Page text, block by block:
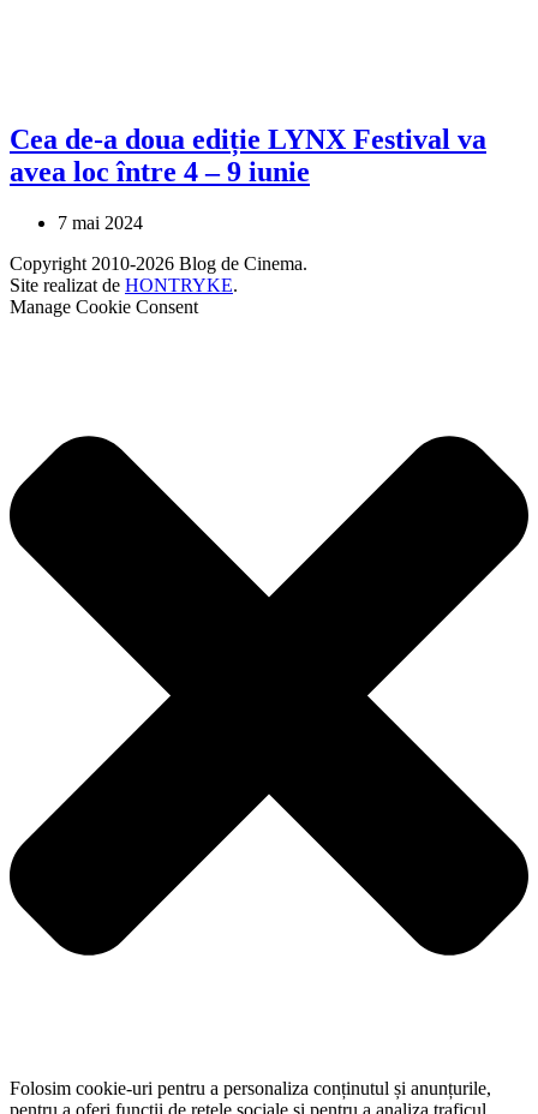
Cea de-a doua ediție LYNX Festival va
avea loc între 4 – 9 iunie
7 mai 2024
Copyright 2010-2026 Blog de Cinema.
Site realizat de HONTRYKE.
Manage Cookie Consent
Folosim cookie-uri pentru a personaliza conținutul și anunțurile,
pentru a oferi funcții de rețele sociale și pentru a analiza traficul.